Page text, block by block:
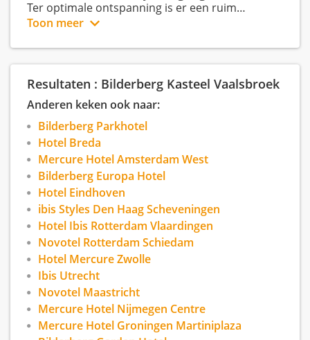
Ter optimale ontspanning is er een ruim
binnenzwembad, fitness center, sauna en biedt
schoonheidsbehandleingen aan in het Spa &
Wellness Centre Vaalsbroek.
Toon meer
Resultaten : Bilderberg Kasteel Vaalsbroek
Anderen keken ook naar:
Bilderberg Parkhotel
Hotel Breda
Mercure Hotel Amsterdam West
Bilderberg Europa Hotel
Hotel Eindhoven
ibis Styles Den Haag Scheveningen
Hotel Ibis Rotterdam Vlaardingen
Novotel Rotterdam Schiedam
Hotel Mercure Zwolle
Ibis Utrecht
Novotel Maastricht
Mercure Hotel Nijmegen Centre
Mercure Hotel Groningen Martiniplaza